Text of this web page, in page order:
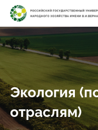
Экология
отраслям)